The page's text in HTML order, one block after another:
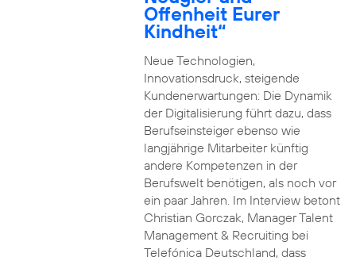
Offenheit Eurer
Kindheit“
Neue Technologien,
Innovationsdruck, steigende
Kundenerwartungen: Die Dynamik
der Digitalisierung führt dazu, dass
Berufseinsteiger ebenso wie
langjährige Mitarbeiter künftig
andere Kompetenzen in der
Berufswelt benötigen, als noch vor
ein paar Jahren. Im Interview betont
Christian Gorczak, Manager Talent
Management & Recruiting bei
Telefónica Deutschland, dass